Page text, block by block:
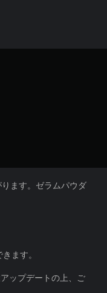
ます。ゼラムパウダ
ます。
ップデートの上、ご